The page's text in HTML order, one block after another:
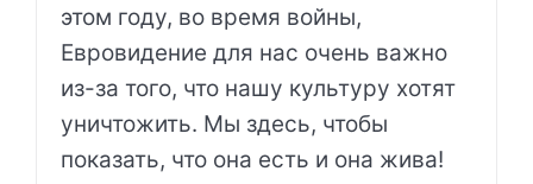
этом году, во время войны,
Евровидение для нас очень важно
из-за того, что нашу культуру хотят
уничтожить. Мы здесь, чтобы
показать, что она есть и она жива!